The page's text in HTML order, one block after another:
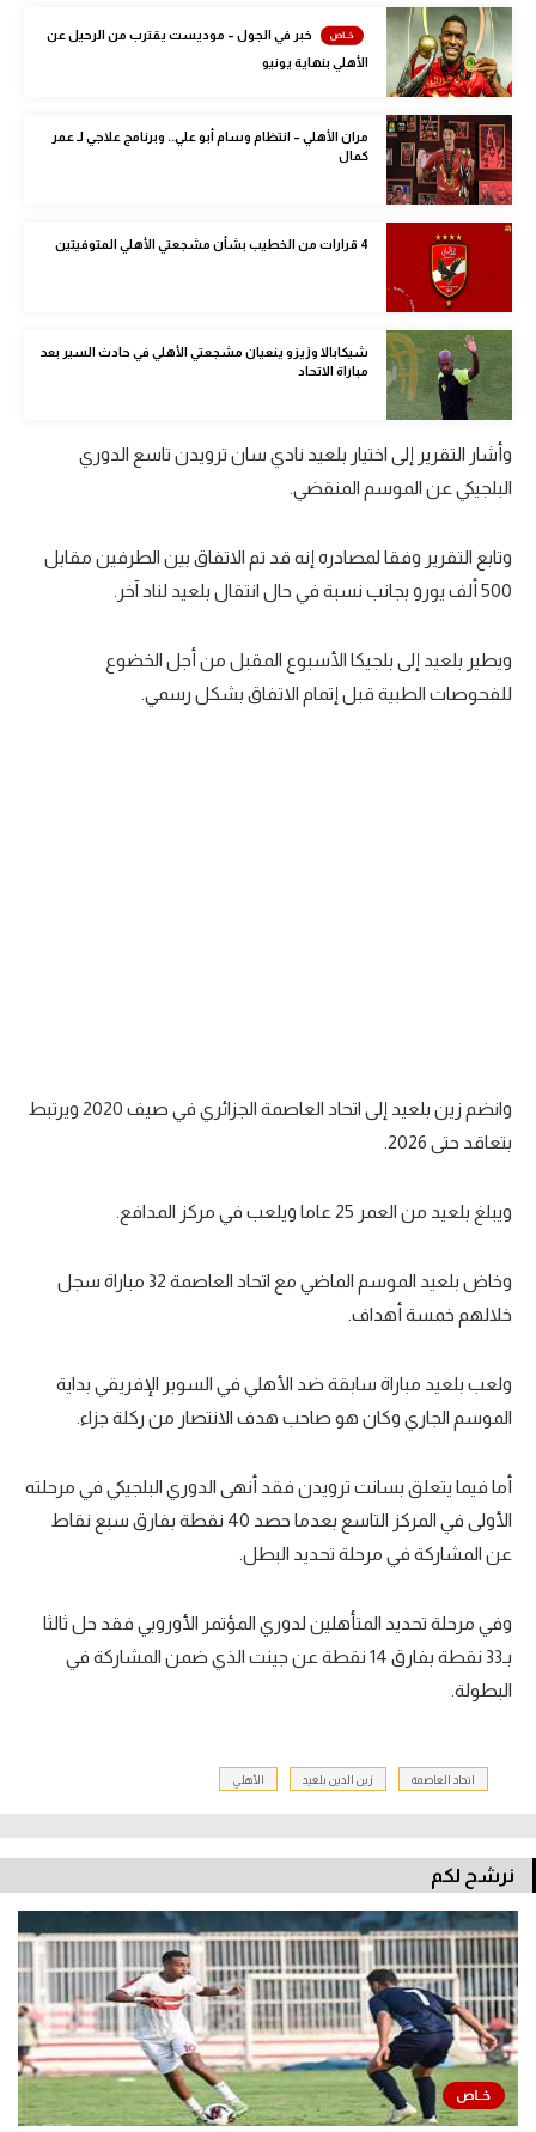
الوطن العربي
في المونديال
آسيا
أمريكا
ركن الألعاب
أقسام خاصة
Gamers
ميركاتو
تحقيق في الجول
تحليل في الجول
حكايات في الجول
كويز في الجول
فيديو في الجول
خبر في الجول – موديست يقترب من الرحيل عن
الأهلي بنهاية يونيو
مران الأهلي – انتظام وسام أبو علي.. وبرنامج علاجي لـ عمر
كمال
4 قرارات من الخطيب بشأن مشجعتي الأهلي المتوفيتين
شيكابالا وزيزو ينعيان مشجعتي الأهلي في حادث السير بعد
مباراة الاتحاد
وأشار التقرير إلى اختيار بلعيد نادي سان ترويدن تاسع الدوري
البلجيكي عن الموسم المنقضي.
وتابع التقرير وفقا لمصادره إنه قد تم الاتفاق بين الطرفين مقابل
500 ألف يورو بجانب نسبة في حال انتقال بلعيد لناد آخر.
ويطير بلعيد إلى بلجيكا الأسبوع المقبل من أجل الخضوع
للفحوصات الطبية قبل إتمام الاتفاق بشكل رسمي.
وانضم زين بلعيد إلى اتحاد العاصمة الجزائري في صيف 2020 ويرتبط
بتعاقد حتى 2026.
ويبلغ بلعيد من العمر 25 عاما ويلعب في مركز المدافع.
وخاض بلعيد الموسم الماضي مع اتحاد العاصمة 32 مباراة سجل
خلالهم خمسة أهداف.
ولعب بلعيد مباراة سابقة ضد الأهلي في السوبر الإفريقي بداية
الموسم الجاري وكان هو صاحب هدف الانتصار من ركلة جزاء.
أما فيما يتعلق بسانت ترويدن فقد أنهى الدوري البلجيكي في مرحلته
الأولى في المركز التاسع بعدما حصد 40 نقطة بفارق سبع نقاط
عن المشاركة في مرحلة تحديد البطل.
وفي مرحلة تحديد المتأهلين لدوري المؤتمر الأوروبي فقد حل ثالثا
بـ33 نقطة بفارق 14 نقطة عن جينت الذي ضمن المشاركة في
البطولة.
اتحاد العاصمة زين الدين بلعيد الأهلي
نرشح لكم